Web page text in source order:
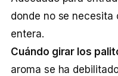
donde no se
entera.
Cuándo girar los
aroma se ha